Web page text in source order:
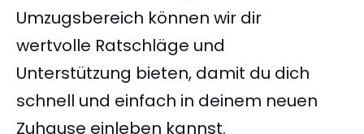
Umzugsbereich können wir dir
wertvolle Ratschläge und
Unterstützung bieten, damit du dich
schnell und einfach in deinem neuen
Zuhause einleben kannst.